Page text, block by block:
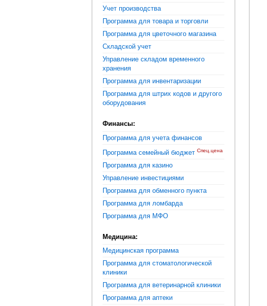
Учет производства
Программа для товара и торговли
Программа для цветочного магазина
Складской учет
Управление складом временного
хранения
Программа для инвентаризации
Программа для штрих кодов и другого
оборудования
Финансы:
Программа для учета финансов
Программа семейный бюджет Спец.цена
Программа для казино
Управление инвестициями
Программа для обменного пункта
Программа для ломбарда
Программа для МФО
Медицина:
Медицинская программа
Программа для стоматологической
клиники
Программа для ветеринарной клиники
Программа для аптеки